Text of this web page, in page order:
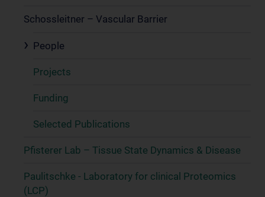
Schossleitner – Vascular Barrier
People
Projects
Funding
Selected Publications
Pfisterer Lab – Tissue State Dynamics & Disease
Paulitschke - Laboratory for clinical Proteomics
(LCP)